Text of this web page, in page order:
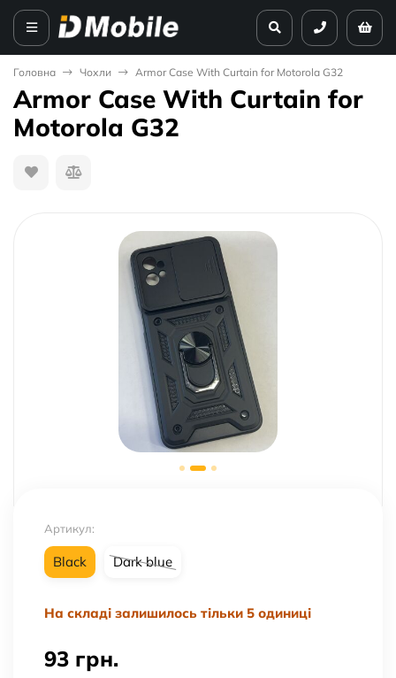
Головна Чохли Armor Case With Curtain for Motorola G32
Armor Case With Curtain for
Motorola G32
Артикул:
Black Dark blue
На складі залишилось тільки 5 одиниці
93 грн.